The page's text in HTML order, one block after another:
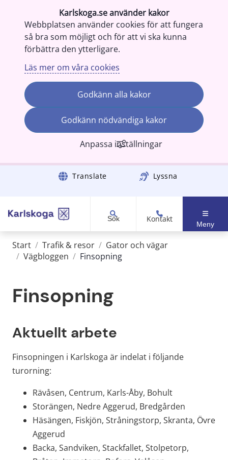
Karlskoga.se använder kakor
Webbplatsen använder cookies för att fungera
så bra som möjligt och för att vi ska kunna
förbättra den ytterligare.
Läs mer om våra cookies
Godkänn alla kakor
Godkänn nödvändiga kakor
Anpassa inställningar
Gå till innehåll Translate Lyssna
Sök Kontakt
Meny
Start / Trafik & resor / Gator och vägar
/ Vägbloggen / Finsopning
Finsopning
Aktuellt arbete
Finsopningen i Karlskoga är indelat i följande
turorning:
Rävåsen, Centrum, Karls-Åby, Bohult
Storängen, Nedre Aggerud, Bredgården
Häsängen, Fiskjön, Stråningstorp, Skranta, Övre
Aggerud
Backa, Sandviken, Stackfallet, Stolpetorp,